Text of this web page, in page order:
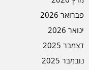
פברואר 2026
ינואר 2026
דצמבר 2025
נובמבר 2025